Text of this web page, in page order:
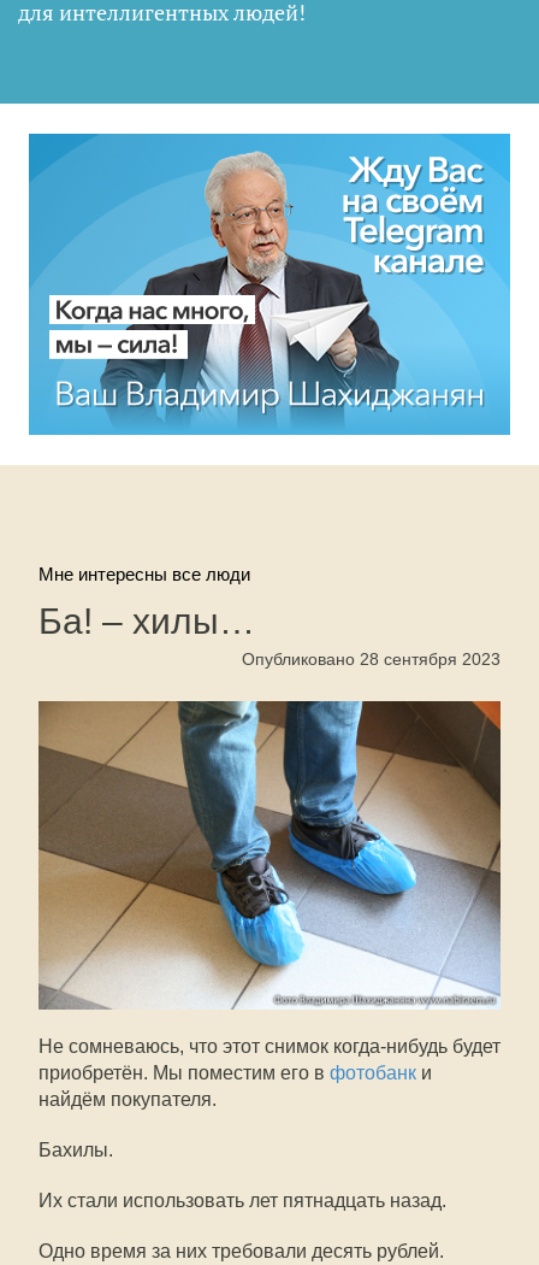
для интеллигентных людей!
Мне интересны все люди
Ба! – хилы…
Опубликовано 28 сентября 2023
Не сомневаюсь, что этот снимок когда-нибудь будет
приобретён. Мы поместим его в фотобанк и
найдём покупателя.
Бахилы.
Их стали использовать лет пятнадцать назад.
Одно время за них требовали десять рублей.